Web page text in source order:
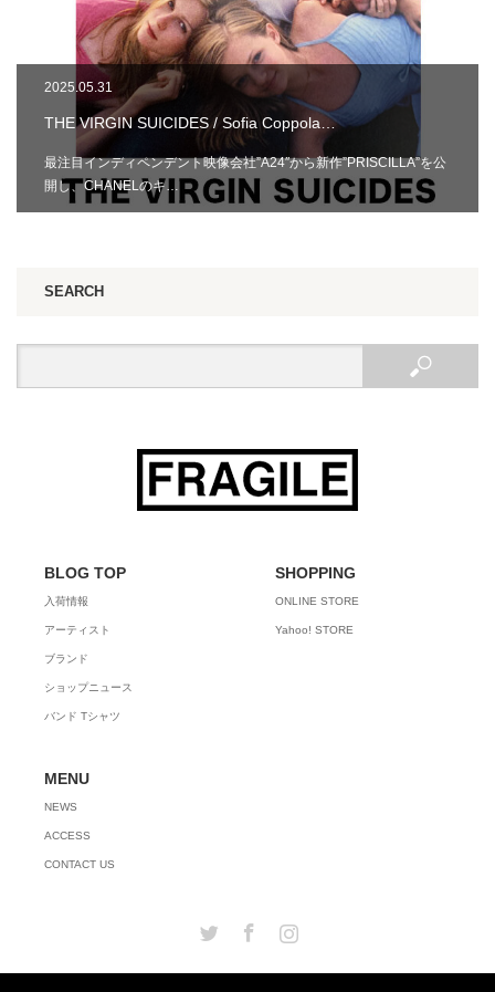
2025.05.31
THE VIRGIN SUICIDES / Sofia Coppola…
最注目インディペンデント映像会社”A24″から新作”PRISCILLA”を公
開し、CHANELのキ…
SEARCH
BLOG TOP
入荷情報
アーティスト
ブランド
ショップニュース
バンド Tシャツ
SHOPPING
ONLINE STORE
Yahoo! STORE
MENU
NEWS
ACCESS
CONTACT US
Twitter Facebook